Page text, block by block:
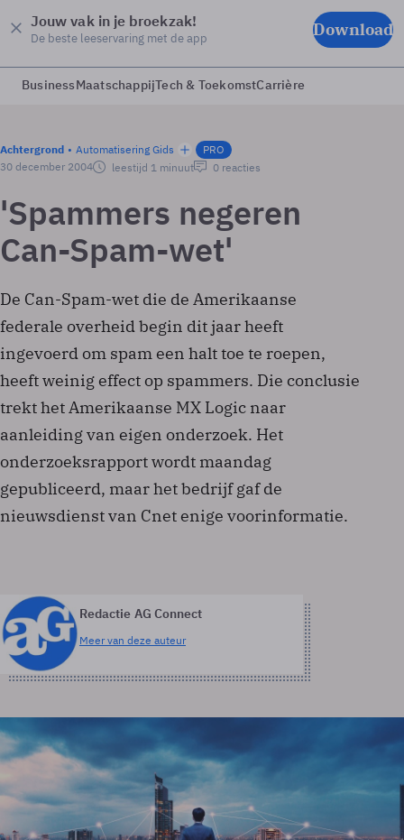
Jouw vak in je broekzak!
De beste leeservaring met de app Download
BusinessMaatschappijTech & ToekomstCarrière
Achtergrond Automatisering Gids
PRO
30 december 2004
leestijd 1 minuut 0 reacties
'Spammers negeren
Can-Spam-wet'
De Can-Spam-wet die de Amerikaanse
federale overheid begin dit jaar heeft
ingevoerd om spam een halt toe te roepen,
heeft weinig effect op spammers. Die conclusie
trekt het Amerikaanse MX Logic naar
aanleiding van eigen onderzoek. Het
onderzoeksrapport wordt maandag
gepubliceerd, maar het bedrijf gaf de
nieuwsdienst van Cnet enige voorinformatie.
Redactie AG Connect
Meer van deze auteur